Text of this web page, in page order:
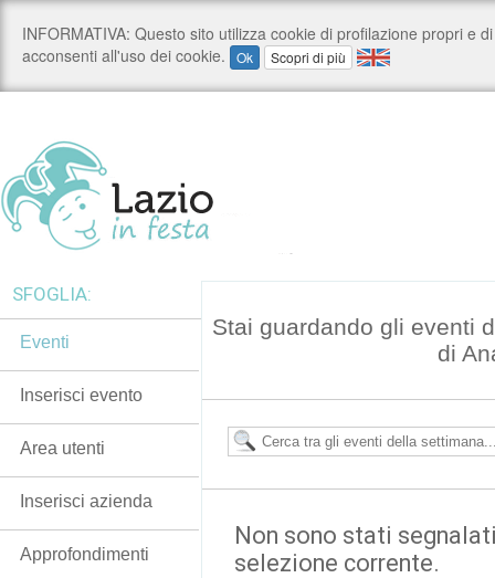
Stai guardando gli eventi
di
Non sono stati
selezione corrente.
SFOGLIA:
Eventi
Inserisci evento
Area utenti
Inserisci azienda
Approfondimenti